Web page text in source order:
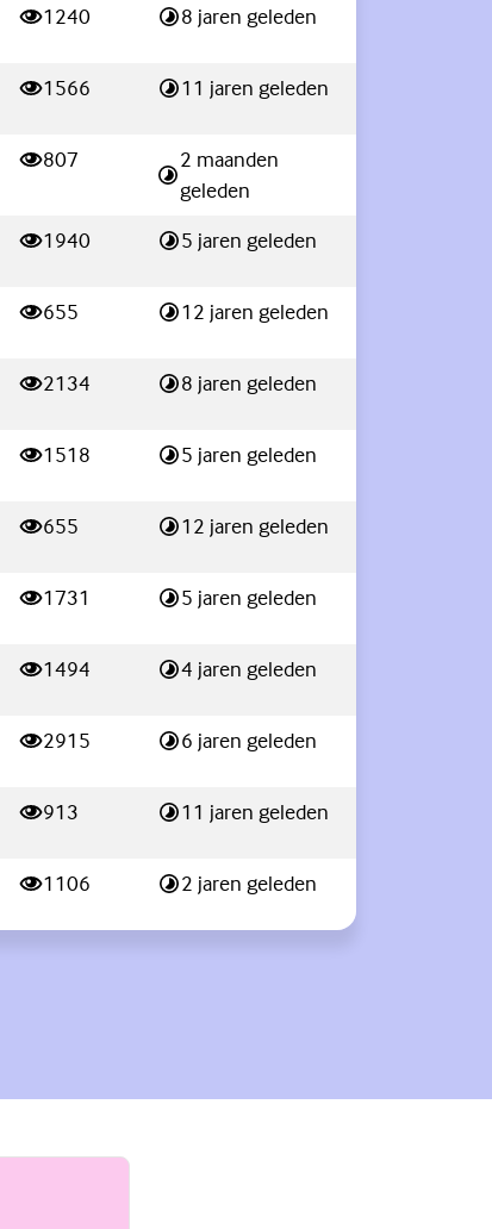
1240
weergaves Laatste reactie:
8 jaren geleden
1566
weergaves Laatste reactie:
11 jaren geleden
807
weergaves
Laatste reactie:
2 maanden
geleden
1940
weergaves Laatste reactie:
5 jaren geleden
655
weergaves Laatste reactie:
12 jaren geleden
2134
weergaves Laatste reactie:
8 jaren geleden
1518
weergaves Laatste reactie:
5 jaren geleden
655
weergaves Laatste reactie:
12 jaren geleden
1731
weergaves Laatste reactie:
5 jaren geleden
1494
weergaves Laatste reactie:
4 jaren geleden
2915
weergaves Laatste reactie:
6 jaren geleden
913
weergaves Laatste reactie:
11 jaren geleden
1106
weergaves Laatste reactie:
2 jaren geleden